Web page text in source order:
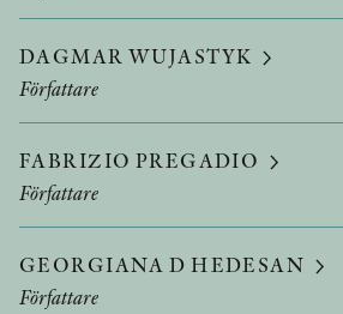
DAGMAR WUJASTYK
Författare
FABRIZIO PREGADIO
Författare
GEORGIANA D HEDESAN
Författare